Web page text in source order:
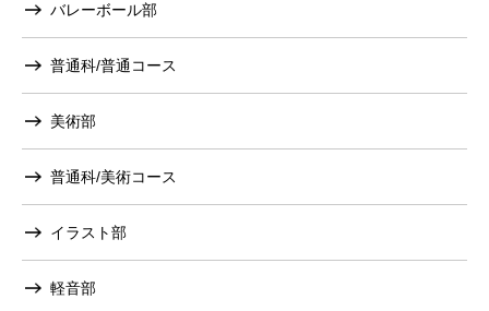
バレーボール部
普通科/普通コース
美術部
普通科/美術コース
イラスト部
軽音部